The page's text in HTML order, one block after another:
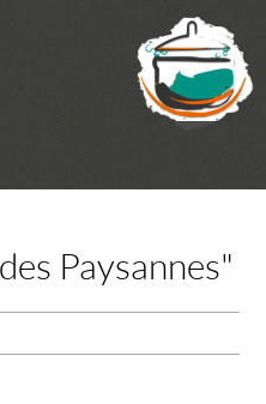
Paysannes"